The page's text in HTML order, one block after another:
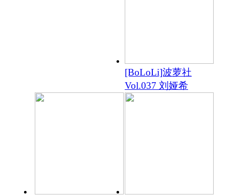
[BoLoLi]波萝社
Vol.037 刘娅希